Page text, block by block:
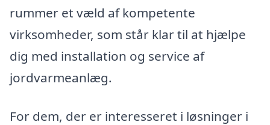
rummer et væld af kompetente
virksomheder, som står klar til at hjælpe
dig med installation og service af
jordvarmeanlæg.
For dem, der er interesseret i løsninger i